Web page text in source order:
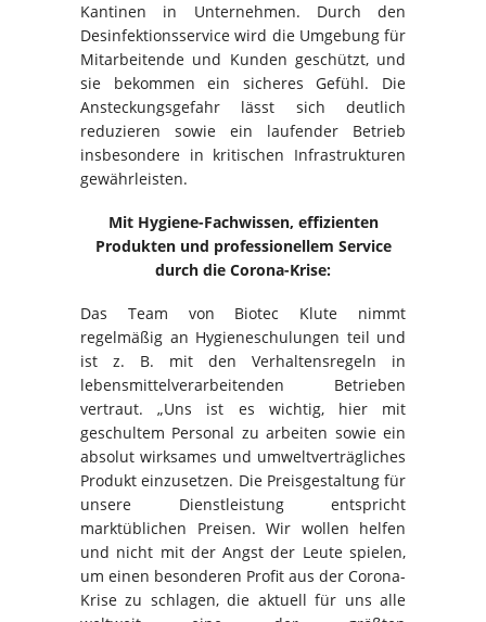
Kantinen in Unternehmen. Durch den
Desinfektionsservice wird die Umgebung für
Mitarbeitende und Kunden geschützt, und
sie bekommen ein sicheres Gefühl. Die
Ansteckungsgefahr lässt sich deutlich
reduzieren sowie ein laufender Betrieb
insbesondere in kritischen Infrastrukturen
gewährleisten.
Mit Hygiene-Fachwissen, effizienten
Produkten und professionellem Service
durch die Corona-Krise:
Das Team von Biotec Klute nimmt
regelmäßig an Hygieneschulungen teil und
ist z. B. mit den Verhaltensregeln in
lebensmittelverarbeitenden Betrieben
vertraut. „Uns ist es wichtig, hier mit
geschultem Personal zu arbeiten sowie ein
absolut wirksames und umweltverträgliches
Produkt einzusetzen. Die Preisgestaltung für
unsere Dienstleistung entspricht
marktüblichen Preisen. Wir wollen helfen
und nicht mit der Angst der Leute spielen,
um einen besonderen Profit aus der Corona-
Krise zu schlagen, die aktuell für uns alle